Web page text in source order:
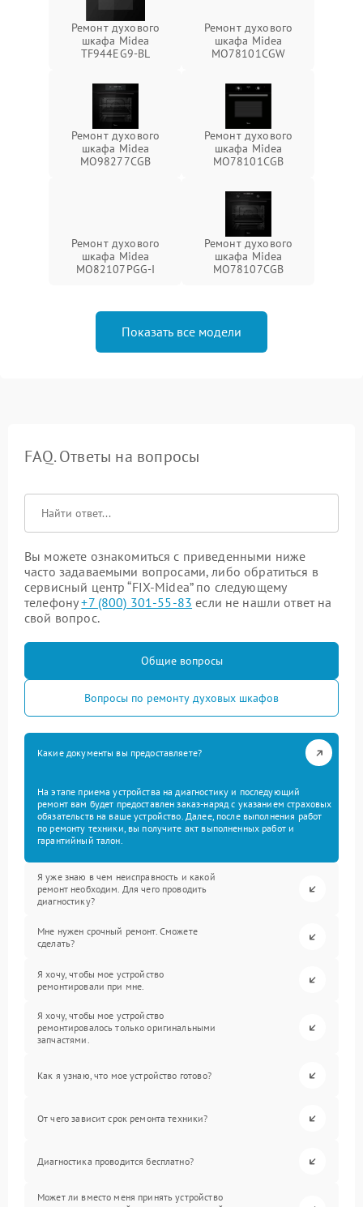
Ремонт духового
шкафа Midea
TF944EG9-BL
Ремонт духового
шкафа Midea
MO78101CGW
Ремонт духового
шкафа Midea
MO98277CGB
Ремонт духового
шкафа Midea
MO78101CGB
Ремонт духового
шкафа Midea
MO82107PGG-I
Ремонт духового
шкафа Midea
MO78107CGB
Показать все модели
FAQ. Ответы на вопросы
Вы можете ознакомиться с приведенными ниже
часто задаваемыми вопросами, либо обратиться в
сервисный центр “FIX-Midea” по следующему
телефону+7 (800) 301-55-83 если не нашли ответ на
свой вопрос.
Общие вопросы
Вопросы по ремонту духовых шкафов
Какие документы вы предоставляете?
На этапе приема устройства на диагностику и последующий
ремонт вам будет предоставлен заказ-наряд с указанием страховых
обязательств на ваше устройство. Далее, после выполнения работ
по ремонту техники, вы получите акт выполненных работ и
гарантийный талон.
Я уже знаю в чем неисправность и какой
ремонт необходим. Для чего проводить
диагностику?
Мне нужен срочный ремонт. Сможете
сделать?
Я хочу, чтобы мое устройство
ремонтировали при мне.
Я хочу, чтобы мое устройство
ремонтировалось только оригинальными
запчастями.
Как я узнаю, что мое устройство готово?
От чего зависит срок ремонта техники?
Диагностика проводится бесплатно?
Может ли вместо меня принять устройство